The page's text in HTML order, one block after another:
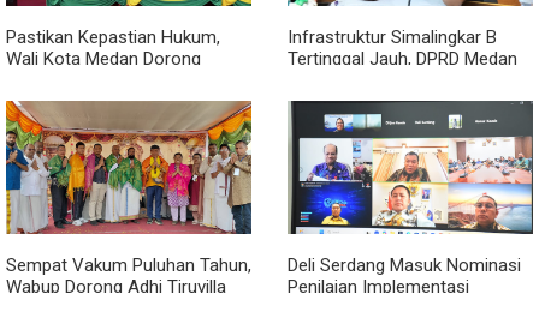
Pastikan Kepastian Hukum,
Wali Kota Medan Dorong
Kemasyarakatan
Infrastruktur Simalingkar B
Tertinggal Jauh, DPRD Medan
Khusus
Sempat Vakum Puluhan Tahun,
Wabup Dorong Adhi Tiruvilla
Deli Serdang Masuk Nominasi
Penilaian Implementasi